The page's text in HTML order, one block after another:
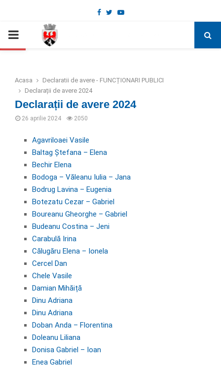
Deschide bara de unelte
Facebook
TwitterYoutube
PRIMARY
Acasa
Declaratii de avere - FUNCȚIONARI PUBLICI
Declarații de avere 2024
Declarații de avere 2024
26 aprilie 2024 2050
Agavriloaei Vasile
Baltag Ștefana – Elena
Bechir Elena
Bodoga – Văleanu Iulia – Jana
Bodrug Lavina – Eugenia
Botezatu Cezar – Gabriel
Boureanu Gheorghe – Gabriel
Budeanu Costina – Jeni
Carabulă Irina
Călugăru Elena – Ionela
Cercel Dan
Chele Vasile
Damian Mihăiță
Dinu Adriana
Dinu Adriana
Doban Anda – Florentina
Doleanu Liliana
Donisa Gabriel – Ioan
Enea Gabriel